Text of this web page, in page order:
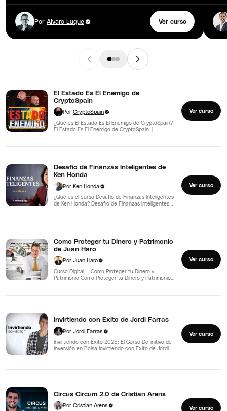
Por Alvaro Luque Ver curso
El Estado Es El Enemigo de
CryptoSpain
Por CryptoSpain
¿Qué es El Estado Es El Enemigo de CryptoSpain?
El Estado Es El Enemigo de CryptoSpain |…
Ver curso
Desafío de Finanzas Inteligentes de
Ken Honda
Por Ken Honda
¿Qué es el curso Desafío de Finanzas Inteligentes
de Ken Honda? Desafío de Finanzas Inteligentes
Ver curso
Como Proteger tu Dinero y Patrimonio
de Juan Haro
Por Juan Haro
Curso Digital - Cómo Proteger tu Dinero y
Patrimonio Como Proteger tu Dinero y Patrimonio
Ver curso
Invirtiendo con Exito de Jordi Farras
Por Jordi Farras
Invirtiendo con Éxito 2023: El Curso Definitivo de
Inversión en Bolsa Invirtiendo con Exito de Jordi
Ver curso
Circus Circum 2.0 de Cristian Arens
Por Cristian Arens
Ver curso